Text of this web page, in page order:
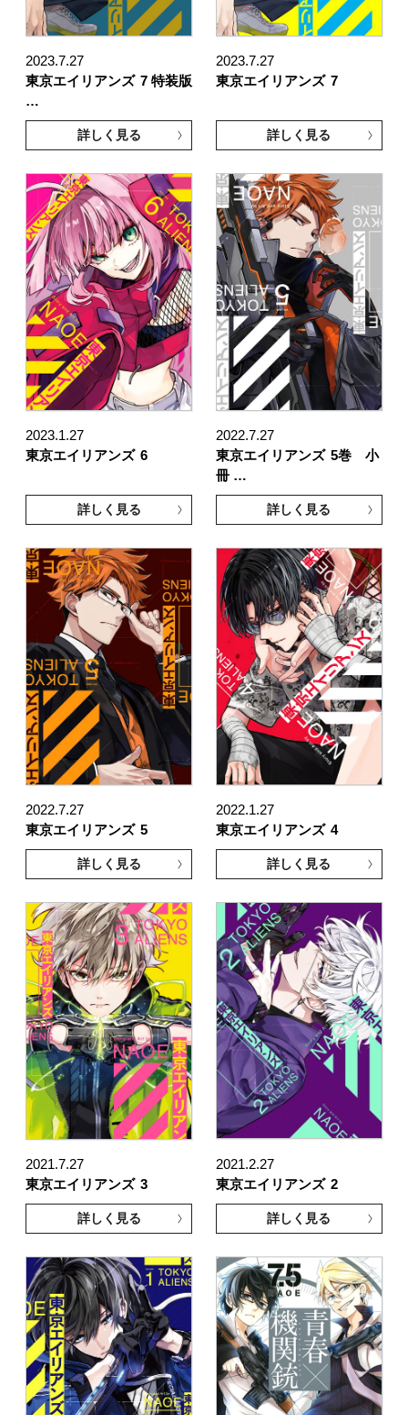
2023.7.27
東京エイリアンズ 7 特装版
…
詳しく見る
2023.7.27
東京エイリアンズ 7
詳しく見る
2023.1.27
東京エイリアンズ 6
詳しく見る
2022.7.27
東京エイリアンズ 5巻 小
冊 …
詳しく見る
2022.7.27
東京エイリアンズ 5
詳しく見る
2022.1.27
東京エイリアンズ 4
詳しく見る
2021.7.27
東京エイリアンズ 3
詳しく見る
2021.2.27
東京エイリアンズ 2
詳しく見る